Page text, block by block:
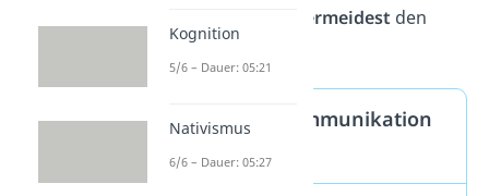
vermeidest den
Blickkontakt
Nonverbale Kommunikation
— Definition
Kognition
5/6 – Dauer: 05:21
Nativismus
6/6 – Dauer: 05:27